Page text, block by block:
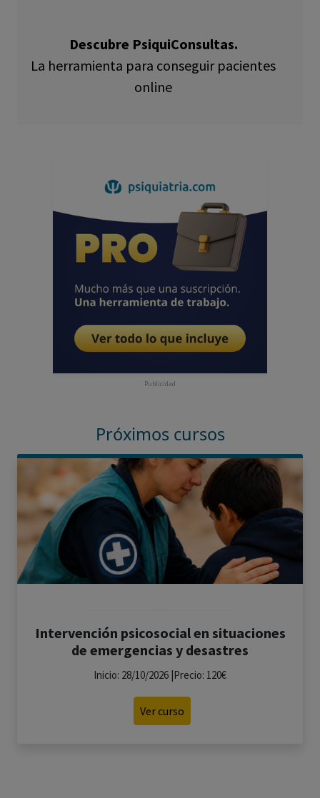
Descubre PsiquiConsultas.
La herramienta para conseguir pacientes
online
Publicidad
Próximos cursos
Intervención psicosocial en situaciones
de emergencias y desastres
Inicio: 28/10/2026 |Precio: 120€
Ver curso